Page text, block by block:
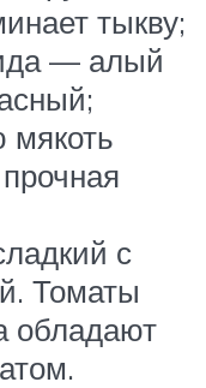
тыкву;
— алый
мякоть
с
Томаты
обладают